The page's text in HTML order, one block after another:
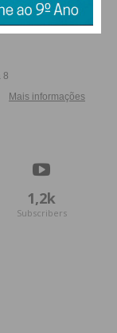
1,2k
Subscribers